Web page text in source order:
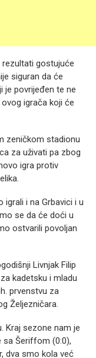
rezultati gostujuće
siguran da će
je povrijeđen te ne
igrača koji će
zeničkom stadionu
za uživati pa zbog
igra protiv
igrali i na Grbavici i u
se da će doći u
ostvarili povoljan
Livnjak Filip
kadetsku i mladu
prvenstvu za
Željezničara.
Kraj sezone nam je
sa Šeriffom (0:0),
dva smo kola već